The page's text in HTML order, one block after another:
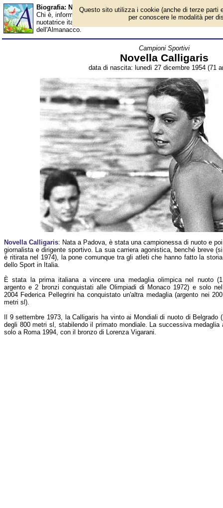
Biografia: Novella Calligaris - età - Almanacco
Chi è, informazioni, foto, qual è la data di nascita, età, dove è
nuotatrice italiana, campionessa mondiale nel 1973, dirigente
dell'Almanacco.
Campioni Sportivi
Novella Calligaris
data di nascita: lunedì 27 dicembre 1954 (71
Novella Calligaris: Nata a Padova, è stata una campionessa di nuoto e poi
giornalista e dirigente sportivo. La sua carriera agonistica, benché breve (si
è ritirata nel 1974), la pone comunque tra gli atleti che hanno fatto la storia
dello Sport in Italia.
È stata la prima italiana a vincere una medaglia olimpica nel nuoto (1
argento e 2 bronzi conquistati alle Olimpiadi di Monaco 1972) e solo nel
2004 Federica Pellegrini ha conquistato un'altra medaglia (argento nei 200
metri sl).
Il 9 settembre 1973, la Calligaris ha vinto ai Mondiali di nuoto di
degli 800 metri sl, stabilendo il primato mondiale. La successiva
solo a Roma 1994, con il bronzo di Lorenza Vigarani.
Questo sito utilizza i cookie (anche di terze parti
per conoscere le modalità per